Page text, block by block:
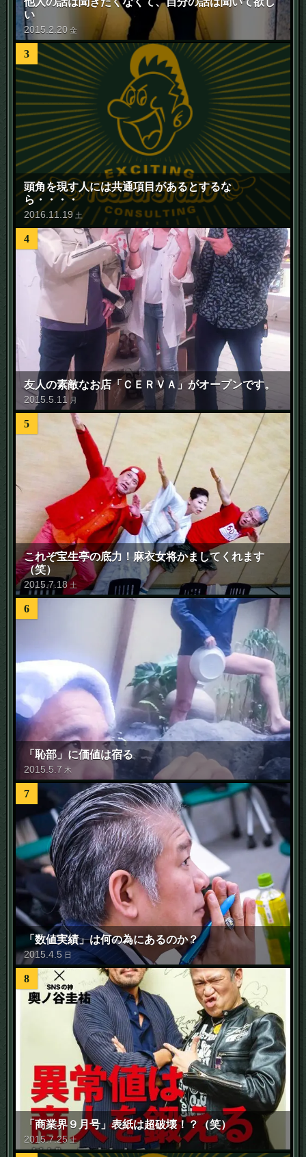
い
2015 2 20 金
3
頭角を現す人には共通項目があるとするな
ら・・・・
2016 11 19 土
4
友人の素敵なお店「ＣＥＲＶＡ」がオープンです。
2015 5 11 月
5
これぞ宝生亭の底力！麻衣女将かましてくれます
（笑）
2015.7. 18 土
6
「恥部」に価値は宿る
2015 5 .7 木
7
「数値実績」は何の為にあるのか？
2015 .4 .5 日
8
「商業界９月号」表紙は超破壊！？（笑）
2015.7.25 土